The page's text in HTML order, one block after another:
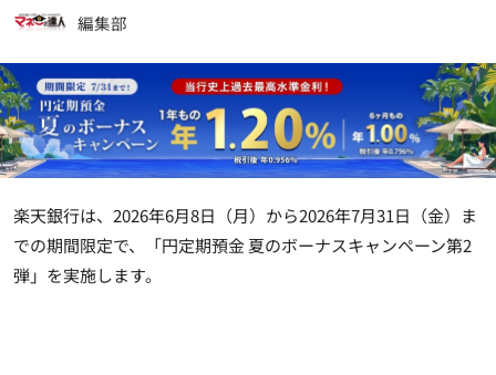
編集部
楽天銀行は、2026年6月8日（月）から2026年7月31日（金）ま
での期間限定で、「円定期預金 夏のボーナスキャンペーン第2
弾」を実施します。